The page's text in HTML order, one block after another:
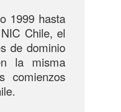
1999 hasta
Chile, el
de dominio
la misma
comienzos